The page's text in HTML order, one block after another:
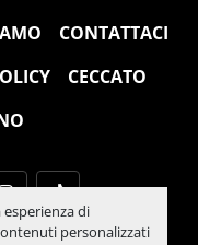
di
personalizzati
CONTATTACI
CECCATO
instagram
tiktok